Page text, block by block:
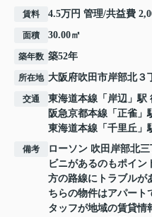
賃料 4.5万円 管理/共益費
面積 30.00㎡
築年数 築52年
所在地 大阪府吹田市岸部北３
交通 東海道本線 「 岸辺 」駅
阪急京都本線 「 正雀 」
東海道本線 「 千里丘 」
備考
ローソン 吹田岸部北
ビニがあるのもポイン
方の路線にトラブルが
ちらの物件はアパート
タッフが地域の賃貸情